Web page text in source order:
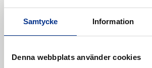
Samtycke Information
Denna webbplats använder cookies